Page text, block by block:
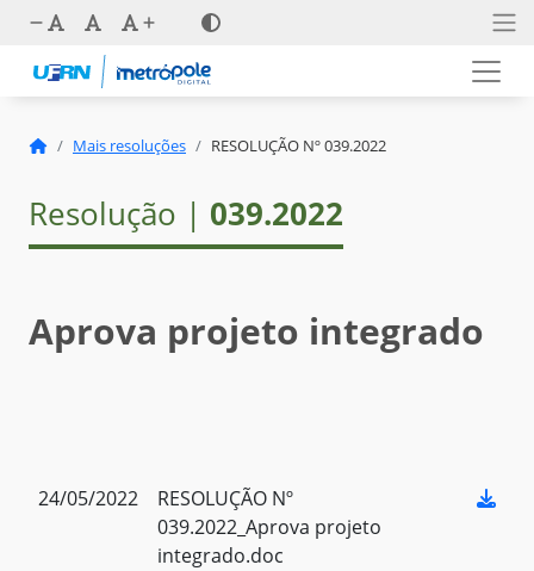
Mais resoluções RESOLUÇÃO Nº 039.2022
Resolução | 039.2022
Aprova projeto integrado
24/05/2022
RESOLUÇÃO Nº
039.2022_Aprova projeto
integrado.doc